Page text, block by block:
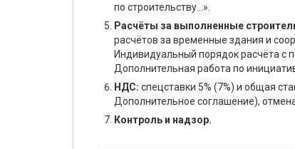
по строительству...».
Расчёты за выполненные
расчётов за временные здания и
Индивидуальный порядок расчёта
Дополнительная работа по
НДС: спецставки 5% (7%) и общая
Дополнительное соглашение),
Контроль и надзор.